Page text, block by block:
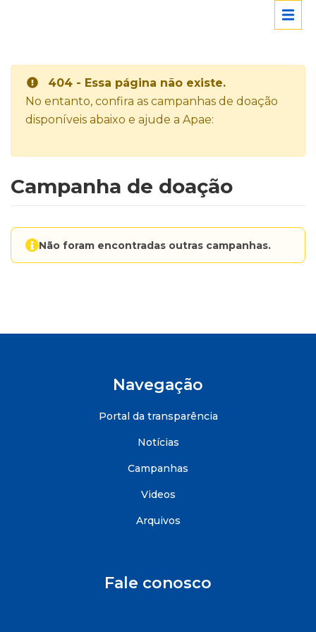
404 - Essa página não existe.
No entanto, confira as campanhas de doação
disponíveis abaixo e ajude a Apae:
Campanha de doação
Não foram encontradas outras campanhas.
Navegação
Portal da transparência
Notícias
Campanhas
Videos
Arquivos
Fale conosco